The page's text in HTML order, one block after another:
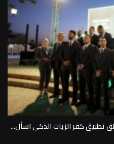
تطبيق كفر الزيات الذكى اسأل...